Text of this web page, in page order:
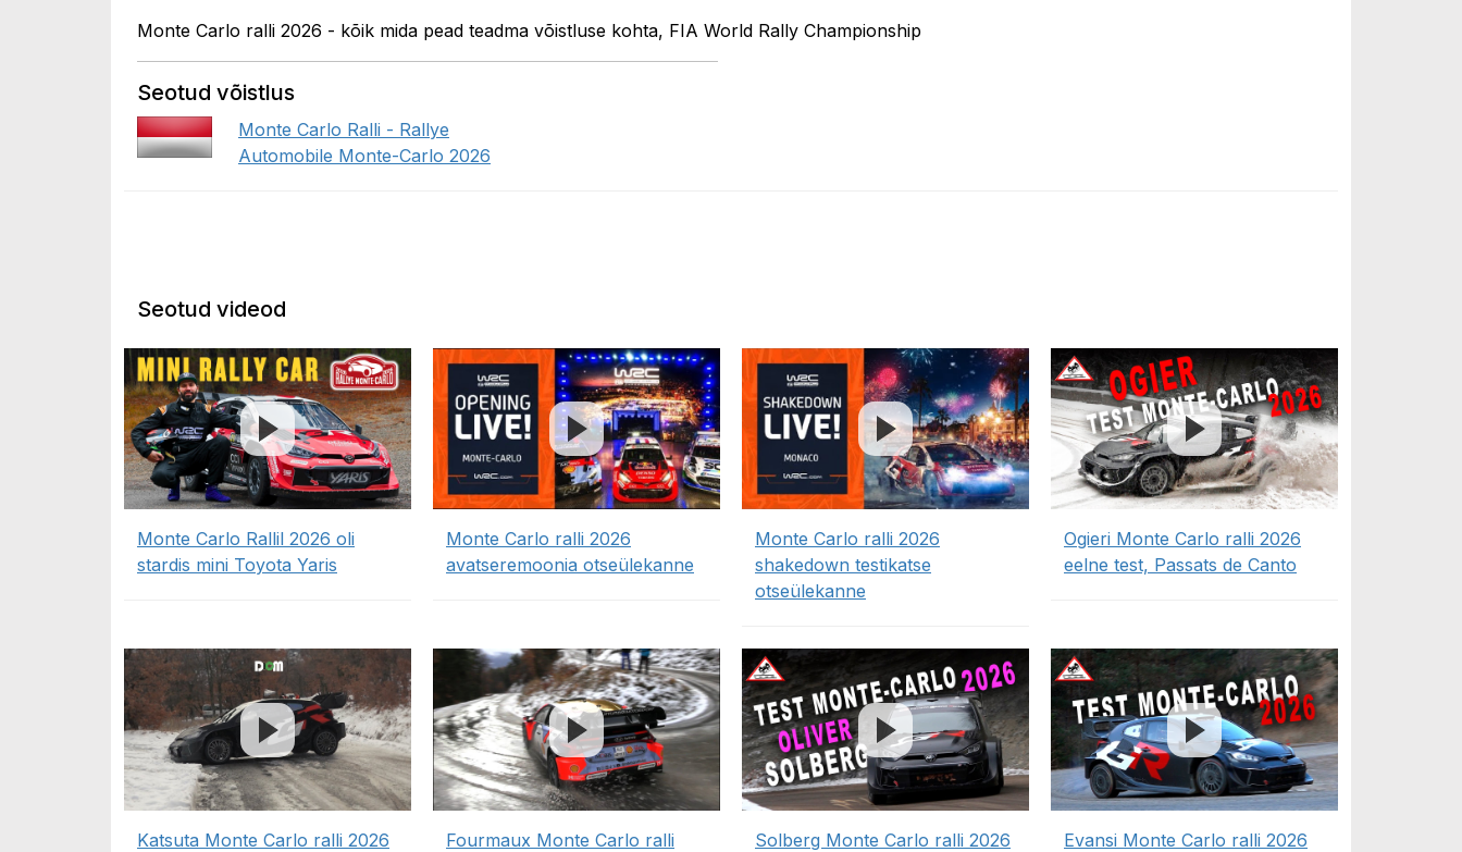
Monte Carlo ralli 2026 - kõik mida pead teadma võistluse kohta, FIA World Rally Championship
Seotud võistlus
Monte Carlo Ralli - Rallye
Automobile Monte-Carlo 2026
Seotud videod
Monte Carlo Rallil 2026 oli
stardis mini Toyota Yaris
Monte Carlo ralli 2026
avatseremoonia otseülekanne
Monte Carlo ralli 2026
shakedown testikatse
otseülekanne
Ogieri Monte Carlo ralli 2026
eelne test, Passats de Canto
Katsuta Monte Carlo ralli 2026
Fourmaux Monte Carlo ralli
Solberg Monte Carlo ralli 2026
Evansi Monte Carlo ralli 2026